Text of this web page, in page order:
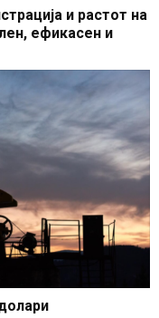
и растот на
ефикасен и